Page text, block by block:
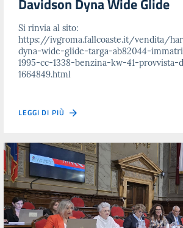
Davidson Dyna Wide Glide
Si rinvia al sito:
https://ivgroma.fallcoaste.it/vendita/
dyna-wide-glide-targa-ab82044-
1995-cc-1338-benzina-kw-41-provvista-
1664849.html
LEGGI DI PIÙ